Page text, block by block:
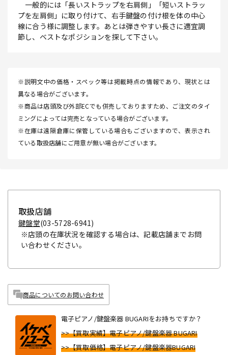
一般的には「長いストラップを右肩側」「短いストラッ
プを左肩側」に取り付けて、右手鍵盤の付け根を体の中心
線に合う様に調整します。あとは弾きやすい長さに適宜調
節し、ベストなポジションを探して下さい。
※説明文中の価格・スペック等は掲載時点の情報であり、現状とは
異なる場合がございます。
※商品は店頭及び外部ECでも併売しておりますため、ご注文のタイ
ミングによっては完売となっている場合がございます。
※在庫は遠隔倉庫に保管している場合もございますので、表示され
ている取扱店舗にご用意が無い場合がございます。
取扱店舗
鍵盤堂(03-5728-6941)
※店頭の在庫状況を確認する場合は、記載店舗までお問
い合わせください。
商品についてのお問い合わせ
電子ピアノ/鍵盤楽器 BUGARIをお持ちですか？
>>【買取実績】電子ピアノ/鍵盤楽器 BUGARI
>>【買取価格】電子ピアノ/鍵盤楽器BUGARI